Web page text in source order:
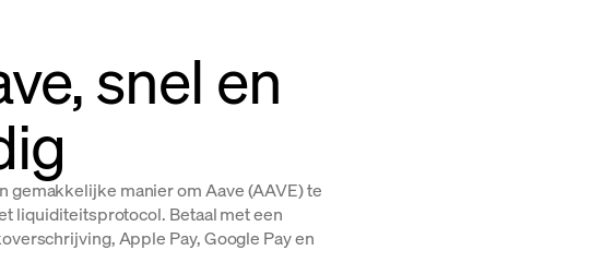
snel en
gemakkelijke manier om Aave (AAVE) te
liquiditeitsprotocol. Betaal met een
Apple Pay, Google Pay en